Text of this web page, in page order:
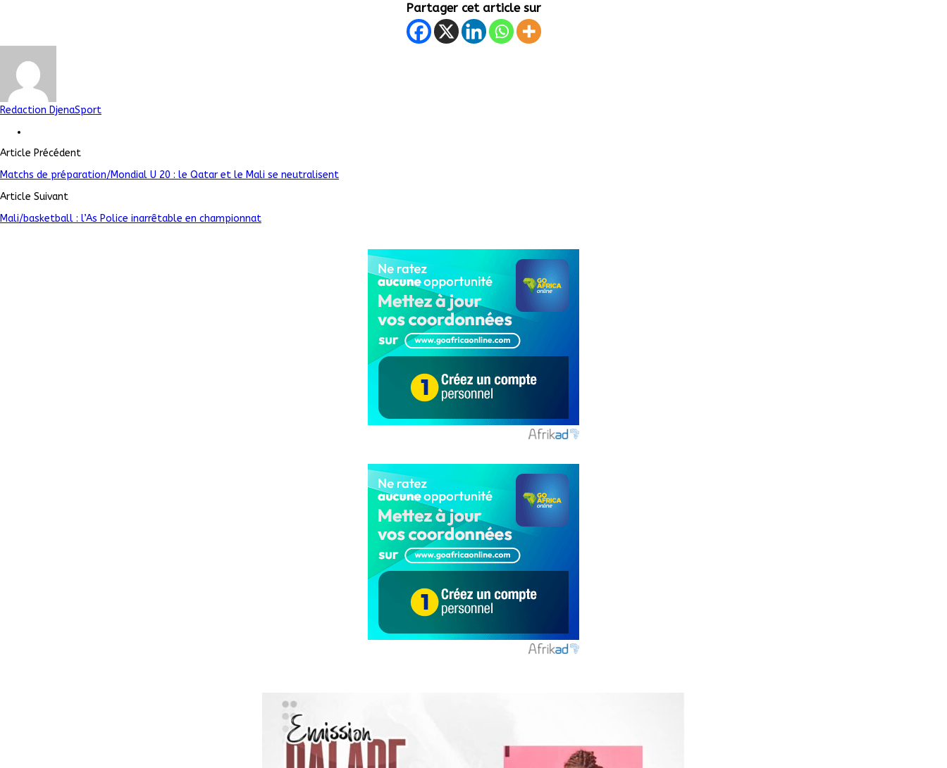
Partager cet article sur
Redaction DjenaSport
Article Précédent
Matchs de préparation/Mondial U 20 : le Qatar et le Mali se neutralisent
Article Suivant
Mali/basketball : l’As Police inarrêtable en championnat